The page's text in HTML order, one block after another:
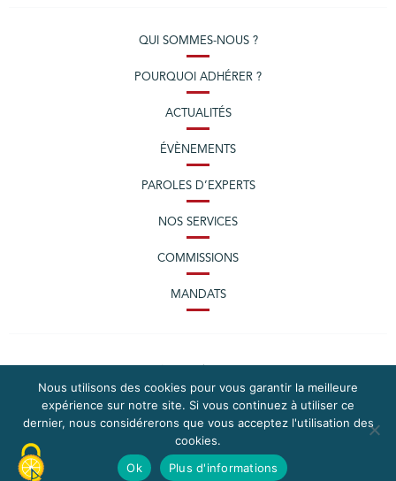
QUI SOMMES-NOUS ?
POURQUOI ADHÉRER ?
ACTUALITÉS
ÉVÈNEMENTS
PAROLES D’EXPERTS
NOS SERVICES
COMMISSIONS
MANDATS
PLAN DU SITE
MENTIONS LÉGALES
CONTACTEZ LA CPME
Nous utilisons des cookies pour vous garantir la meilleure
expérience sur notre site. Si vous continuez à utiliser ce
dernier, nous considérerons que vous acceptez l'utilisation des
cookies.
Ok
Plus d'informations